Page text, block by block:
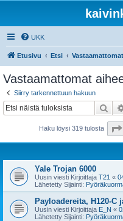
UKK
Etusivu Etsi
Vastaamattomat
Siirry tarkennettuun hakuun
Etsi
Haku löysi 319 tulosta
Yale Trojan 6000
Uusin viesti Kirjoittaja T21 «
Lähetetty Sijainti:
Payloadereita, H120-C
Uusin viesti Kirjoittaja E_N «
Lähetetty Sijainti: